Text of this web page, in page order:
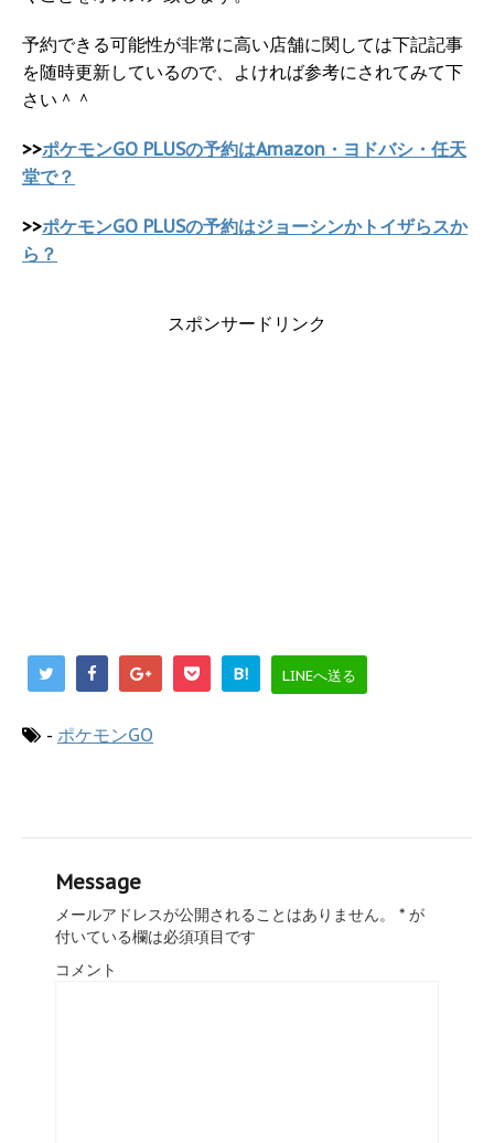
予約できる可能性が非常に高い店舗に関しては下記記事
を随時更新しているので、よければ参考にされてみて下
さい＾＾
>>ポケモンGO PLUSの予約はAmazon・ヨドバシ・任天
堂で？
>>ポケモンGO PLUSの予約はジョーシンかトイザらスか
ら？
スポンサードリンク
B! LINEへ送る
- ポケモンGO
Message
メールアドレスが公開されることはありません。 * が
付いている欄は必須項目です
コメント